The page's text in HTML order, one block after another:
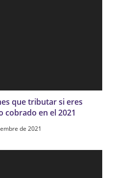
que tributar si eres
cobrado en el 2021
de 2021